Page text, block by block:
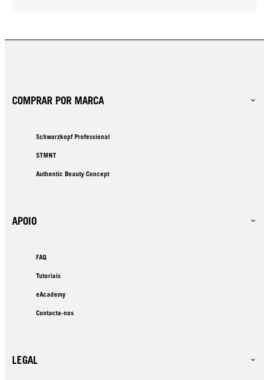
COMPRAR POR MARCA
Schwarzkopf Professional
STMNT
Authentic Beauty Concept
APOIO
FAQ
Tutoriais
eAcademy
Contacta-nos
LEGAL